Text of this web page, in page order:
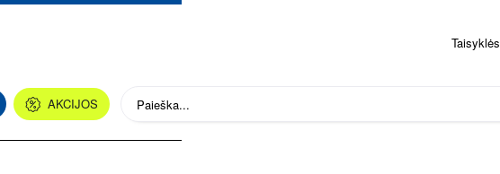
Taisyklės
AKCIJOS Paieška...